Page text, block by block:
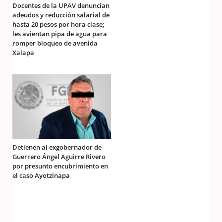
Docentes de la UPAV denuncian
adeudos y reducción salarial de
hasta 20 pesos por hora clase;
les avientan pipa de agua para
romper bloqueo de avenida
Xalapa
Detienen al exgobernador de
Guerrero Ángel Aguirre Rivero
por presunto encubrimiento en
el caso Ayotzinapa